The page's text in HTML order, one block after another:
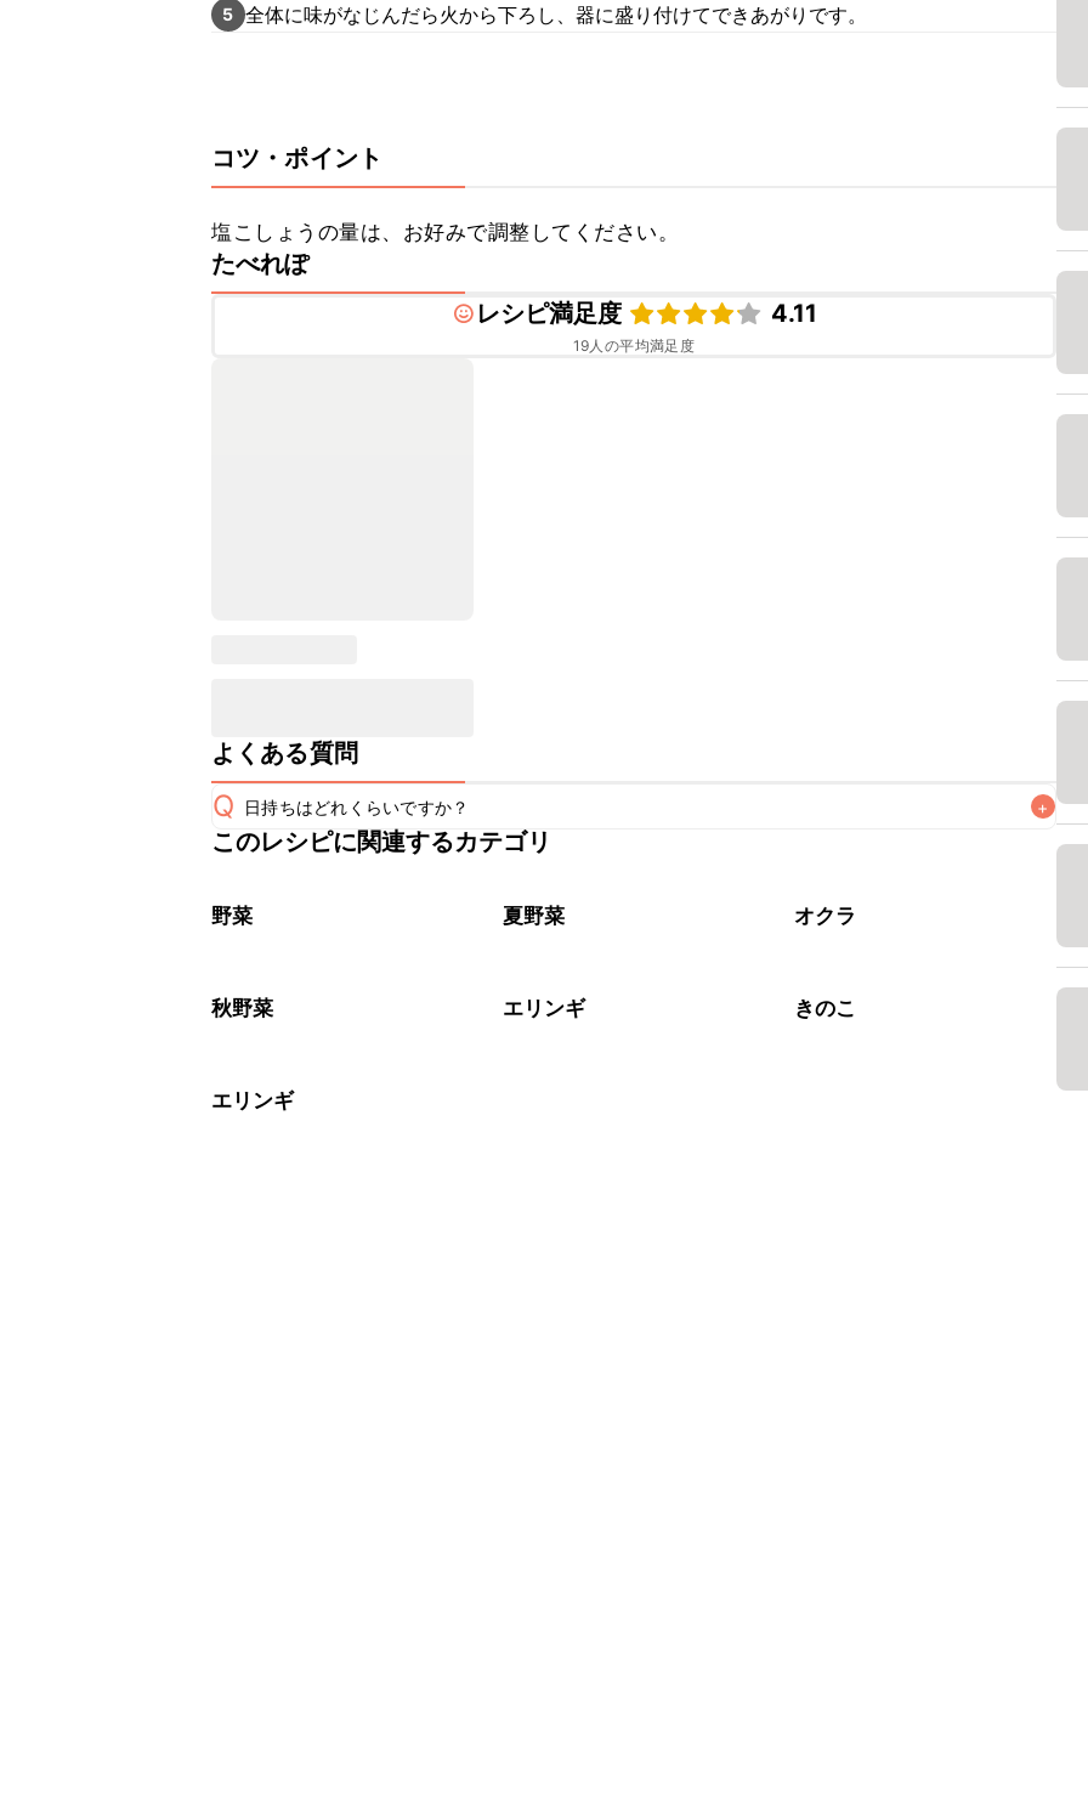
5 全体に味がなじんだら火から下ろし、器に盛り付けてできあがりです。
コツ・ポイント
塩こしょうの量は、お好みで調整してください。
たべれぽ
レシピ満足度
4.11
19人の平均満足度
よくある質問
Q 日持ちはどれくらいですか？ +
保存期間は冷蔵で翌日中が目安です。なるべくお早めにお召し上がりください。
※日持ちは目安です。
このレシピに関連するカテゴリ
野菜 夏野菜 オクラ
秋野菜 エリンギ きのこ
エリンギ